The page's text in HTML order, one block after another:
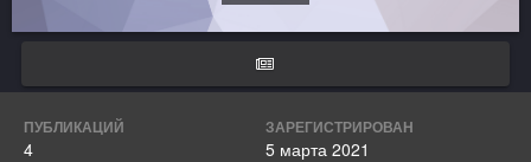
ПУБЛИКАЦИЙ
4
ЗАРЕГИСТРИРОВАН
5 марта 2021